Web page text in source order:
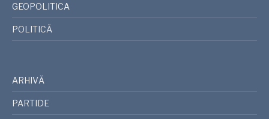
GEOPOLITICA
POLITICĂ
ARHIVĂ
PARTIDE